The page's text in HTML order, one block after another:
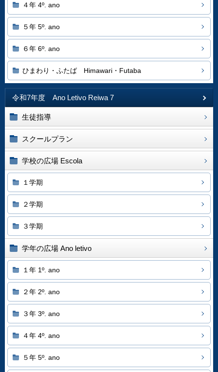
４年 4º. ano
５年 5º. ano
６年 6º. ano
ひまわり・ふたば Himawari・Futaba
令和7年度 Ano Letivo Reiwa 7
生徒指導
スクールプラン
学校の広場 Escola
１学期
２学期
３学期
学年の広場 Ano letivo
１年 1º. ano
２年 2º. ano
３年 3º. ano
４年 4º. ano
５年 5º. ano